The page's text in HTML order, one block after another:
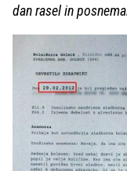
dan rasel in